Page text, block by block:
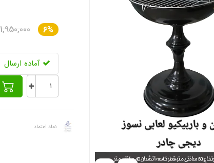
6%
1,950,000
آماده ارسال
نماد اعتماد